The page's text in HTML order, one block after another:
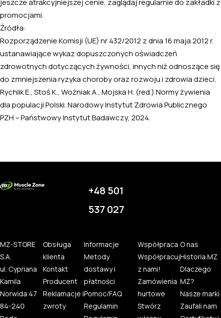
jeszcze atrakcyjniejszej cenie, zaglądaj regularnie do zakładki z
promocjami.
Źródła:
Rozporządzenie Komisji (UE) nr 432/2012 z dnia 16 maja 2012 r.
ustanawiające wykaz dopuszczonych oświadczeń
zdrowotnych dotyczących żywności, innych niż odnoszące się
do zmniejszenia ryzyka choroby oraz rozwoju i zdrowia dzieci.
Rychlik E., Stoś K., Woźniak A., Mojska H. (red.) Normy żywienia
dla populacji Polski. Narodowy Instytut Zdrowia Publicznego
PZH – Państwowy Instytut Badawczy, 2024.
+48 501
537 027
MZ-STORE
S.A.
ul. Cypriana
Kamila
Norwida 47
84-240
Obsługa
klienta
Kontakt
Producent
Reklamacje i
zwroty
Informacje
Metody
dostawy i
płatności
Pomoc/FAQ
Regulamin
Współpraca
Współpracuj
z nami!
Zamówienia
hurtowe
Stwórz
O nas
Historia MZ
Dlaczego
MZ?
Nasze marki
Zaufali nam